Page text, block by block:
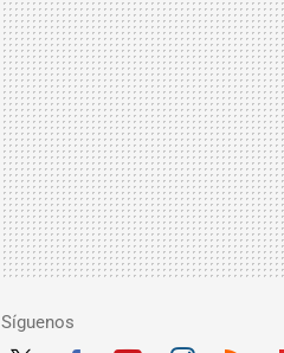
Síguenos